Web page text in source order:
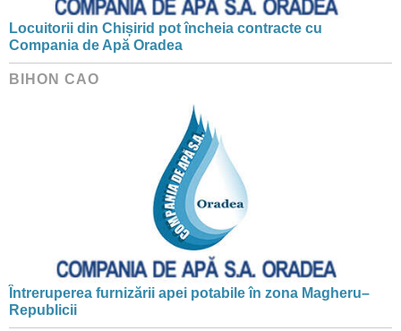
Locuitorii din Chișirid pot încheia contracte cu
Compania de Apă Oradea
BIHON CAO
Întreruperea furnizării apei potabile în zona Magheru–
Republicii